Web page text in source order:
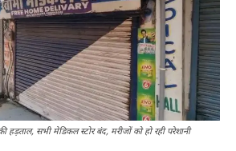
हड़ताल, सभी मेडिकल स्टोर बंद, मरीजों को हो रही परेशानी